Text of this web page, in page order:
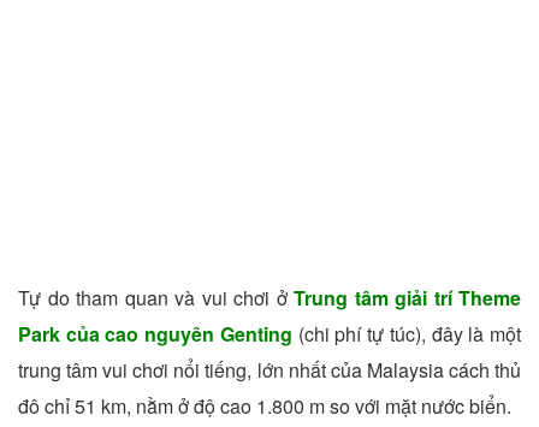
Tự do tham quan và vui chơi ở Trung tâm giải trí Theme
Park của cao nguyên Genting (chi phí tự túc), đây là một
trung tâm vui chơi nổi tiếng, lớn nhất của Malaysia cách thủ
đô chỉ 51 km, nằm ở độ cao 1.800 m so với mặt nước biển.